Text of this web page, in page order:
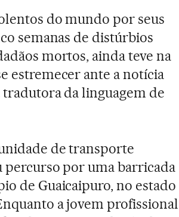
do mundo por seus
semanas de distúrbios
mortos, ainda teve na
estremecer ante a notícia
da linguagem de
de transporte
por uma barricada
de Guaicaipuro, no estado
a jovem profissional